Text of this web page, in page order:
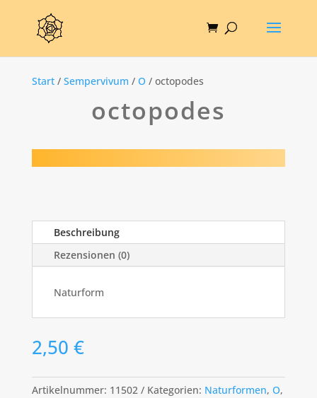
Start/ Sempervivum / O / octopodes
octopodes
Beschreibung
Rezensionen (0)
Naturform
2,50 €
Artikelnummer: 11502 Kategorien: Naturformen, O,